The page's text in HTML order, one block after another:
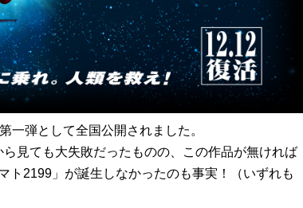
一弾として全国公開されました。
見ても大失敗だったものの、この作品が無ければ
ト2199」が誕生しなかったのも事実！（いずれも